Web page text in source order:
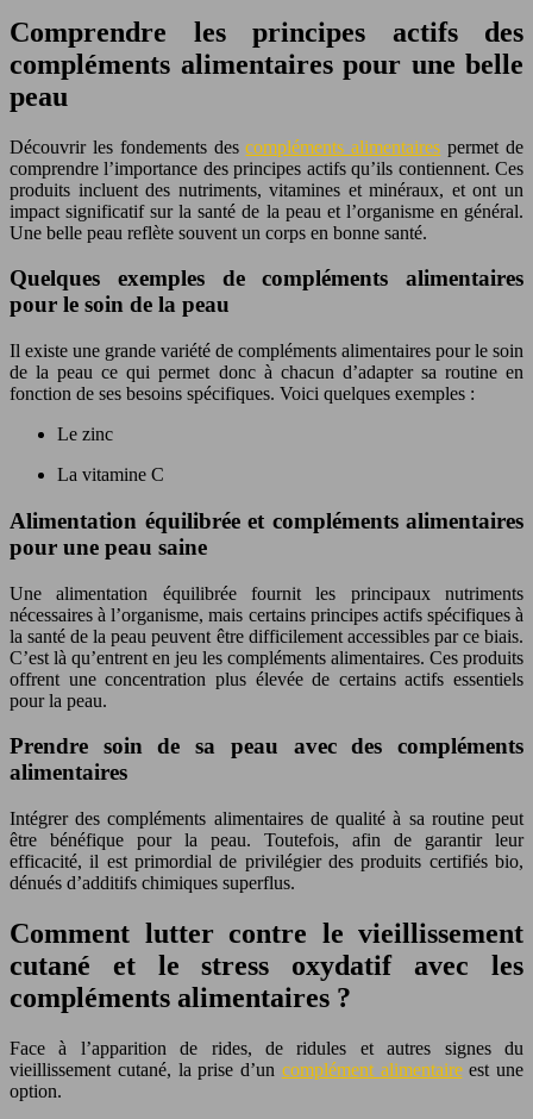
Comprendre les principes actifs des
compléments alimentaires pour une belle
peau
Découvrir les fondements descompléments alimentaires permet de
comprendre l’importance des principes actifs qu’ils contiennent. Ces
produits incluent des nutriments, vitamines et minéraux, et ont un
impact significatif sur la santé de la peau et l’organisme en général.
Une belle peau reflète souvent un corps en bonne santé.
Quelques exemples de compléments alimentaires
pour le soin de la peau
Il existe une grande variété de compléments alimentaires pour le soin
de la peau ce qui permet donc à chacun d’adapter sa routine en
fonction de ses besoins spécifiques. Voici quelques exemples :
Le zinc
La vitamine C
Alimentation équilibrée et compléments alimentaires
pour une peau saine
Une alimentation équilibrée fournit les principaux nutriments
nécessaires à l’organisme, mais certains principes actifs spécifiques à
la santé de la peau peuvent être difficilement accessibles par ce biais.
C’est là qu’entrent en jeu les compléments alimentaires. Ces produits
offrent une concentration plus élevée de certains actifs essentiels
pour la peau.
Prendre soin de sa peau avec des compléments
alimentaires
Intégrer des compléments alimentaires de qualité à sa routine peut
être bénéfique pour la peau. Toutefois, afin de garantir leur
efficacité, il est primordial de privilégier des produits certifiés bio,
dénués d’additifs chimiques superflus.
Comment lutter contre le vieillissement
cutané et le stress oxydatif avec les
compléments alimentaires ?
Face à l’apparition de rides, de ridules et autres signes du
vieillissement cutané, la prise d’un complément alimentaireest une
option.